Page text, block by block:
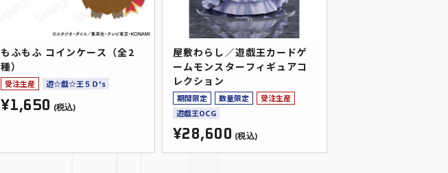
もふもふ コインケース（全2
種）
受注生産 遊☆戯☆王５Ｄ's
¥1,650 (税込)
屋敷わらし／遊戯王カードゲ
ームモンスターフィギュアコ
レクション
期間限定 数量限定
受注生産
遊戯王OCG
¥28,600 (税込)